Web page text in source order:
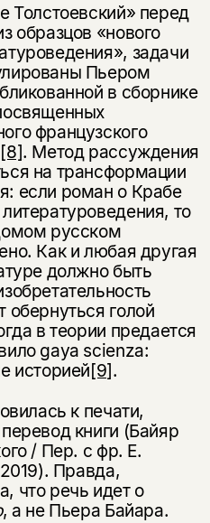
Толстоевский» перед
образцов «нового
задачи
Пьером
в сборнике
французского
[8]. Метод рассуждения
на трансформации
если роман о Крабе
то
русском
Как и любая другая
должно быть
обернуться голой
в теории предается
gaya scienza:
историей[9].
к печати,
книги (Байяр
/ Пер. с фр. Е.
Правда,
что речь идет о
, а не Пьера Байара.